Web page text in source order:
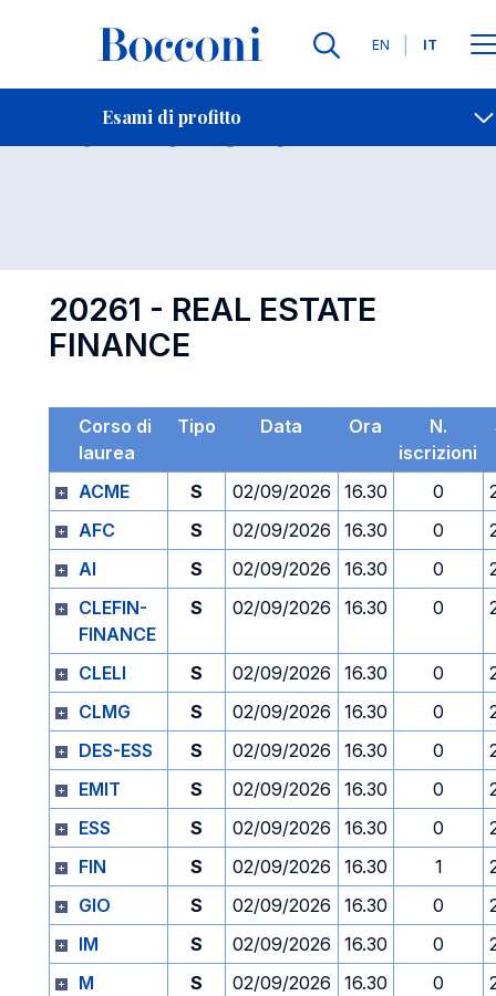
Lingue
EN IT
Esami di profitto
Contatti
Esame 20261 Open
20261 - REAL ESTATE
FINANCE
Corso di
laurea
Tipo Data Ora
N.
iscrizioni
ACME
S 02/09/2026 16.30 0
AFC
S 02/09/2026 16.30 0
AI
S 02/09/2026 16.30 0
CLEFIN-
FINANCE
S 02/09/2026 16.30 0
CLELI S 02/09/2026 16.30 0
CLMG
S 02/09/2026 16.30 0
DES-ESS
S 02/09/2026 16.30 0
EMIT
S 02/09/2026 16.30 0
ESS
S 02/09/2026 16.30 0
FIN
S 02/09/2026 16.30 1
GIO
S 02/09/2026 16.30 0
IM
S 02/09/2026 16.30 0
M
S 02/09/2026 16.30 0